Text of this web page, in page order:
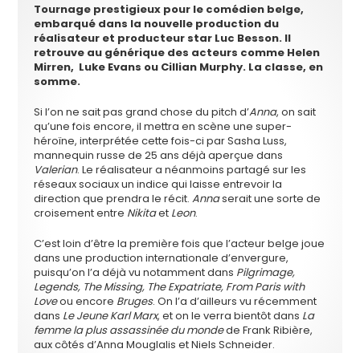
Tournage prestigieux pour le comédien belge,
embarqué dans la nouvelle production du
réalisateur et producteur star Luc Besson. Il
retrouve au générique des acteurs comme Helen
Mirren, Luke Evans ou Cillian Murphy. La classe, en
somme.
Si l’on ne sait pas grand chose du pitch d’Anna, on sait
qu’une fois encore, il mettra en scène une super-
héroïne, interprétée cette fois-ci par Sasha Luss,
mannequin russe de 25 ans déjà aperçue dans
Valerian. Le réalisateur a néanmoins partagé sur les
réseaux sociaux un indice qui laisse entrevoir la
direction que prendra le récit.Annaserait une sorte de
croisement entre Nikitaet Leon.
C’est loin d’être la première fois que l’acteur belge joue
dans une production internationale d’envergure,
puisqu’on l’a déjà vu notamment dans Pilgrimage,
Legends, The Missing, The Expatriate, From Paris with
Loveou encore Bruges. On l’a d’ailleurs vu récemment
dans Le Jeune Karl Marx, et on le verra bientôt dans La
femme la plus assassinée du mondede Frank Ribière,
aux côtés d’Anna Mouglalis et Niels Schneider.